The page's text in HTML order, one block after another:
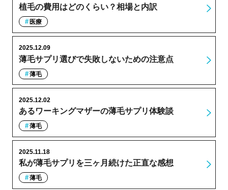
植毛の費用はどのくらい？相場と内訳
医療
薄毛サプリ選びで失敗しないための注意点
2025.12.09
薄毛
あるワーキングマザーの薄毛サプリ体験談
2025.12.02
薄毛
私が薄毛サプリを三ヶ月続けた正直な感想
2025.11.18
薄毛